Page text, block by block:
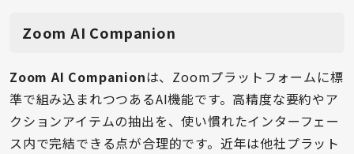
Zoom AI Companion
Zoom AI Companionは、Zoomプラットフォームに標
準で組み込まれつつあるAI機能です。高精度な要約やア
クションアイテムの抽出を、使い慣れたインターフェー
ス内で完結できる点が合理的です。近年は他社プラット